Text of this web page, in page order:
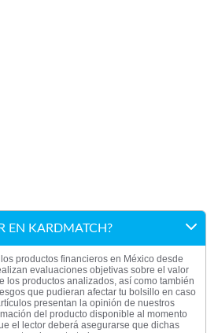
EN KARDMATCH?
productos financieros en México desde
evaluaciones objetivas sobre el valor
los productos analizados, así como también
que pudieran afectar tu bolsillo en caso
presentan la opinión de nuestros
del producto disponible al momento
el lector deberá asegurarse que dichas